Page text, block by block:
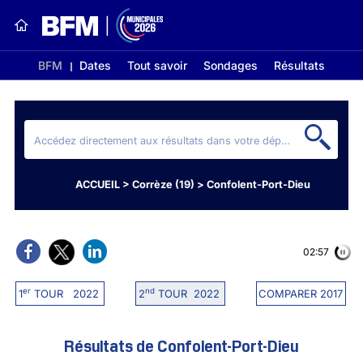
BFM Dates Tout savoir Sondages Résultats
ACCUEIL > Corrèze (19) > Confolent-Port-Dieu
1erTOUR 2022 2ndTOUR 2022 COMPARER 2017
02:56
Résultats de Confolent-Port-Dieu